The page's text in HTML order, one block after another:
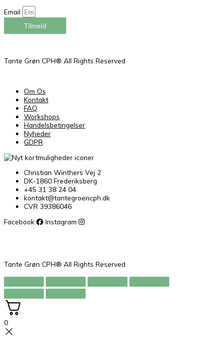
Email
Tilmeld
Tante Grøn CPH® All Rights Reserved
Om Os
Kontakt
FAQ
Workshops
Handelsbetingelser
Nyheder
GDPR
Christian Winthers Vej 2
DK-1860 Frederiksberg
+45 31 38 24 04
kontakt@tantegroencph.dk
CVR 39386046
Facebook
Instagram
Tante Grøn CPH® All Rights Reserved
0